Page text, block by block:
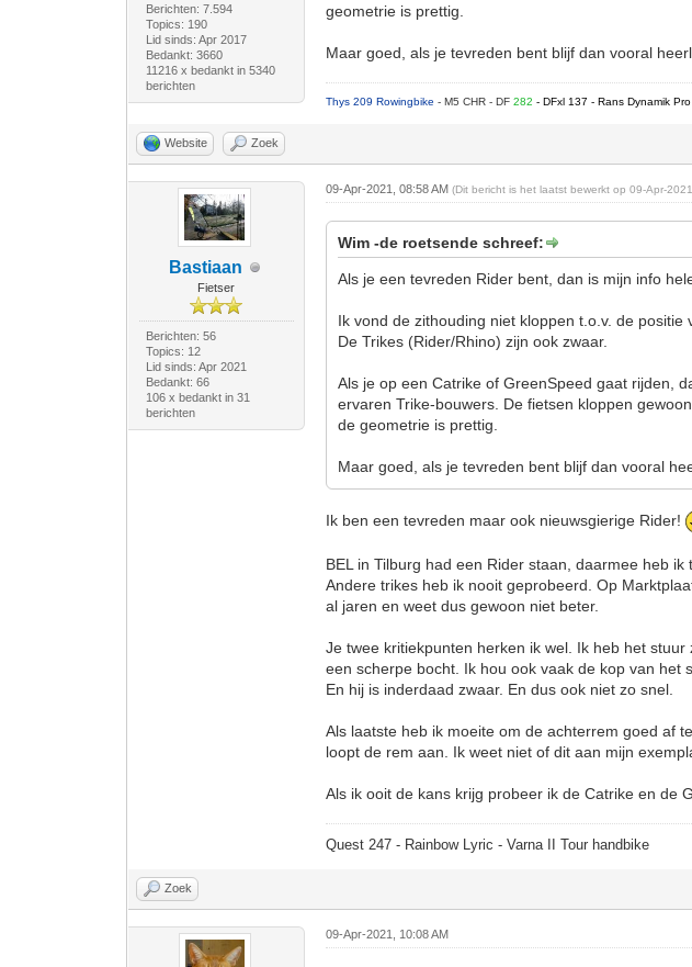
Berichten: 7.594
Topics: 190
Lid sinds: Apr 2017
Bedankt: 3660
11216 x bedankt in 5340
berichten
geometrie is prettig.
Maar goed, als je tevreden bent blijf dan vooral
Thys 209 Rowingbike- M5 CHR - DF282- DFxl 137 - Rans Dynamik
Website Zoek
Bastiaan
Fietser
Berichten: 56
Topics: 12
Lid sinds: Apr 2021
Bedankt: 66
106 x bedankt in 31
berichten
09-Apr-2021, 08:58 AM(Dit bericht is het laatst bewerkt op 09-Apr-
Wim -de roetsende schreef:
Als je een tevreden Rider bent, dan is mijn info
Ik vond de zithouding niet kloppen t.o.v. de positie
De Trikes (Rider/Rhino) zijn ook zwaar.
Als je op een Catrike of GreenSpeed gaat rijden,
ervaren Trike-bouwers. De fietsen kloppen
de geometrie is prettig.
Maar goed, als je tevreden bent blijf dan vooral
Ik ben een tevreden maar ook nieuwsgierige Rider!
BEL in Tilburg had een Rider staan, daarmee heb
Andere trikes heb ik nooit geprobeerd. Op
al jaren en weet dus gewoon niet beter.
Je twee kritiekpunten herken ik wel. Ik heb het
een scherpe bocht. Ik hou ook vaak de kop van het
En hij is inderdaad zwaar. En dus ook niet zo snel.
Als laatste heb ik moeite om de achterrem goed af
loopt de rem aan. Ik weet niet of dit aan mijn
Als ik ooit de kans krijg probeer ik de Catrike en de
Quest 247 - Rainbow Lyric - Varna II Tour handbike
Zoek
09-Apr-2021, 10:08 AM